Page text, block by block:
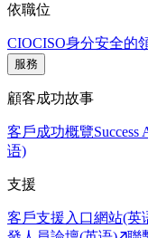
依職位
CIOCISO身分安全的
服務
顧客成功故事
客戶成功概覽Success
语)
支援
客戶支援入口網站(英